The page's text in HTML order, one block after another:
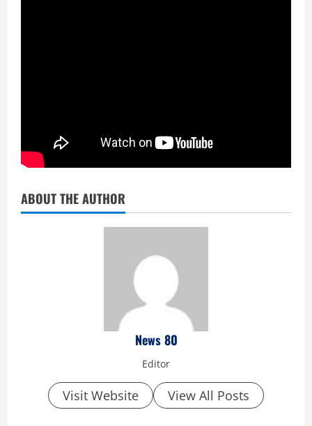
ABOUT THE AUTHOR
News 80
Editor
Visit Website View All Posts